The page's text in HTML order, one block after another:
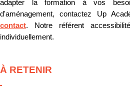
adapter la formation à vos
d'aménagement, contactez Up
contact. Notre référent
individuellement.
À RETENIR